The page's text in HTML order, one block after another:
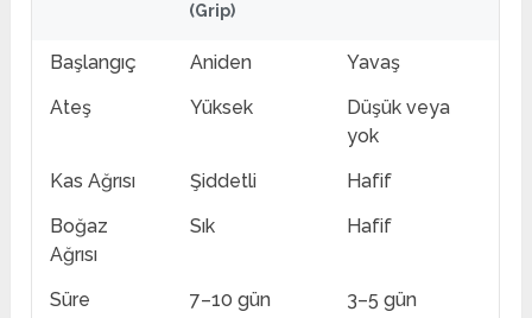
(Grip)
Başlangıç Aniden
Yavaş
Ateş
Yüksek
Düşük veya
yok
Kas Ağrısı
Şiddetli
Hafif
Boğaz
Ağrısı
Sık Hafif
Süre 7–10 gün 3–5 gün